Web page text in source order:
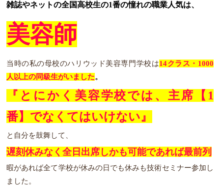
雑誌やネットの全国高校生の1番の憧れの職業人気は、
美容師
当時の私の母校のハリウッド美容専門学校は14クラス・1000
人以上の同級生がいました。
『とにかく美容学校では、主席【1
番】でなくてはいけない』
と自分を鼓舞して、
遅刻休みなく全日出席しかも可能であれば最前列
暇があれば全て学校が休みの日でも休みも技術セミナー参加し
ました。